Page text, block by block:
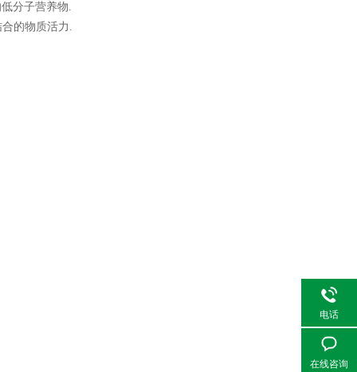
分子营养物.
的物质活力.
电话
在线咨询